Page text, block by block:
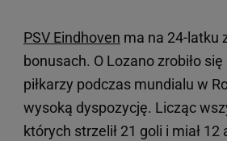
PSV Eindhoven ma na 24-latku
bonusach. O Lozano zrobiło
piłkarzy podczas mundialu w
wysoką dyspozycję. Licząc
których strzelił 21 goli i miał 12